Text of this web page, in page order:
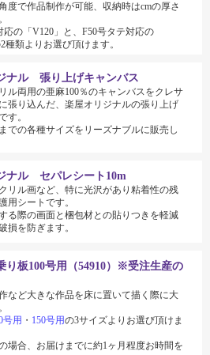
度で作品制作が可能、収納時はcmの厚さ
応の「V120」と、F50号タテ対応の
2種類よりお選び頂けます。
ナル 張り上げキャンバス
ル両用の亜麻100％のキャンバスをクレサ
張り込んだ、楽屋オリジナルの張り上げ
す。
での各種サイズをリーズナブルに販売し
ナル セパレシート10m
リル画など、特に光沢があり粘着性の残
用シートです。
る際の画面と梱包材との貼りつきを軽減
損を防ぎます。
板100号用（54910）※受注生産の
など大きな作品を床に置いて描く際に大
号用 ・ 150号用の3サイズよりお選び頂けま
場合、お届けまでに約1ヶ月程度お時間を